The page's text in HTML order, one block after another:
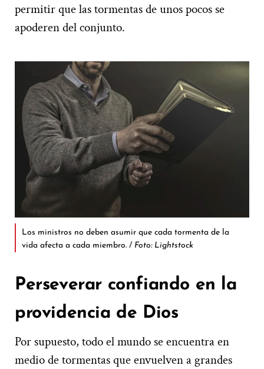
permitir que las tormentas de unos pocos se
apoderen del conjunto.
Los ministros no deben asumir que cada tormenta de la
vida afecta a cada miembro. / Foto: Lightstock
Perseverar confiando en la
providencia de Dios
Por supuesto, todo el mundo se encuentra en
medio de tormentas que envuelven a grandes